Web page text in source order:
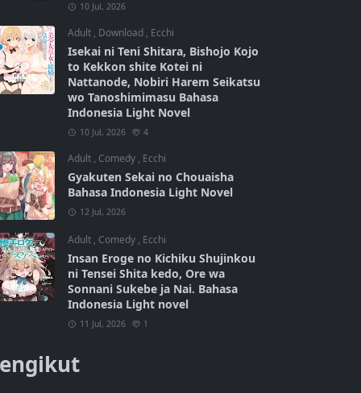
10 Jul, 2026
Adult , Download , Ecchi
Isekai ni Teni Shitara, Bishojo Kojo
to Kekkon shite Kotei ni
Nattanode, Nobiri Harem Seikatsu
wo Tanoshimimasu Bahasa
Indonesia Light Novel
10 Jul, 2026 4
Adult , Comedy , Ecchi
Gyakuten Sekai no Chouaisha
Bahasa Indonesia Light Novel
12 Jul, 2026
Adult , Comedy , Ecchi
Insan Eroge no Kichiku Shujinkou
ni Tensei Shita kedo, Ore wa
Sonnani Sukebe ja Nai. Bahasa
Indonesia Light novel
11 Jul, 2026 1